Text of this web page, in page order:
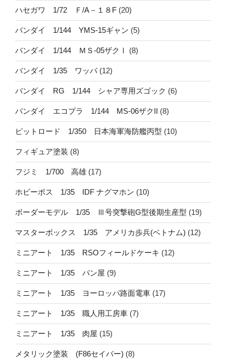
ハセガワ 1/72 Ｆ/A－１８F (20)
バンダイ 1/144 YMS-15ギャン (5)
バンダイ 1/144 ＭＳ-05ザクⅠ (8)
バンダイ 1/35 ワッパ(12)
バンダイ RG 1/144 シャア専用ズゴック (6)
バンダイ エコプラ 1/144 MS-06ザクII (8)
ピットロード 1/350 日本海軍海防艦丙型 (10)
フィギュア塗装 (8)
フジミ 1/700 高雄 (17)
ホビーボス 1/35 IDF ナグマホン (10)
ボーダーモデル 1/35 Ⅲ号突撃砲G型後期生産型 (19)
マスターボックス 1/35 アメリカ歩兵(ベトナム) (12)
ミニアート 1/35 RSOフィールドケーキ (12)
ミニアート 1/35 パン屋 (9)
ミニアート 1/35 ヨーロッパ路面電車 (17)
ミニアート 1/35 職人用工房車 (7)
ミニアート 1/35 肉屋 (15)
メタリック塗装 (F86セイバー) (8)